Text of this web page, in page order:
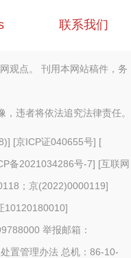
联系我们
观点。 刊用本网站稿件，务
违者将依法追究法律责任。
] [京ICP证040655号] [
备2021034286号-7] [互联网
；京(2022)0000119]
10120180010]
举报邮箱：
置管理办法 总机：86-10-